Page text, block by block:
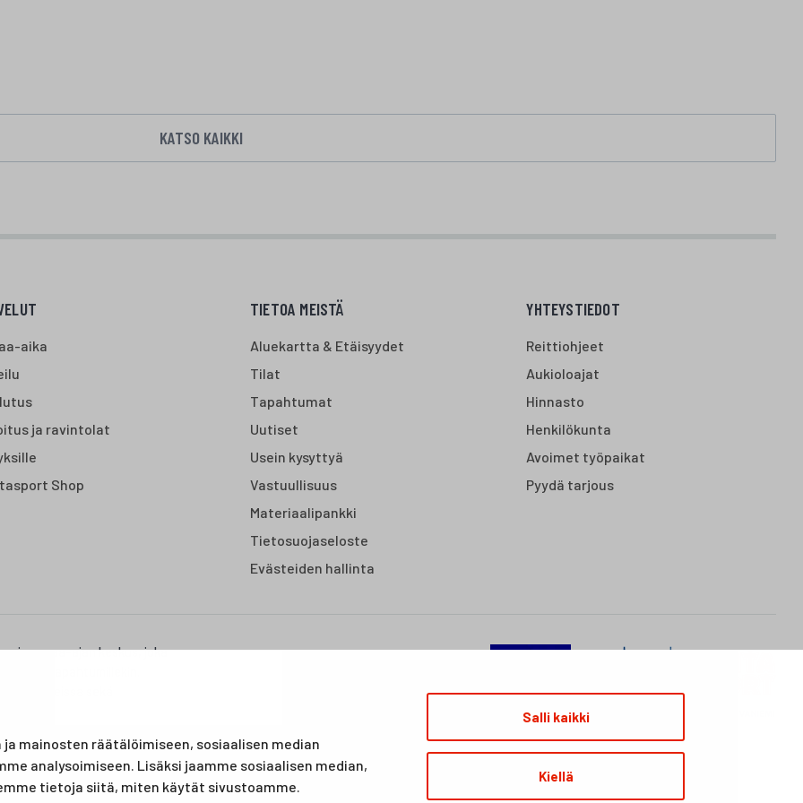
mainosten räätälöimiseen, sosiaalisen median
analysoimiseen. Lisäksi jaamme sosiaalisen median,
tietoja siitä, miten käytät sivustoamme.
Salli kaikki
Kiellä
KATSO KAIKKI
aika
ja ravintolat
Shop
TIETOA MEISTÄ
Aluekartta & Etäisyydet
Tilat
Tapahtumat
Uutiset
Usein kysyttyä
Vastuullisuus
Materiaalipankki
Tietosuojaseloste
Evästeiden hallinta
YHTEYSTIEDOT
Reittiohjeet
Aukioloajat
Hinnasto
Henkilökunta
Avoimet työpaikat
Pyydä tarjous
ja vapaa-ajan keskus, joka